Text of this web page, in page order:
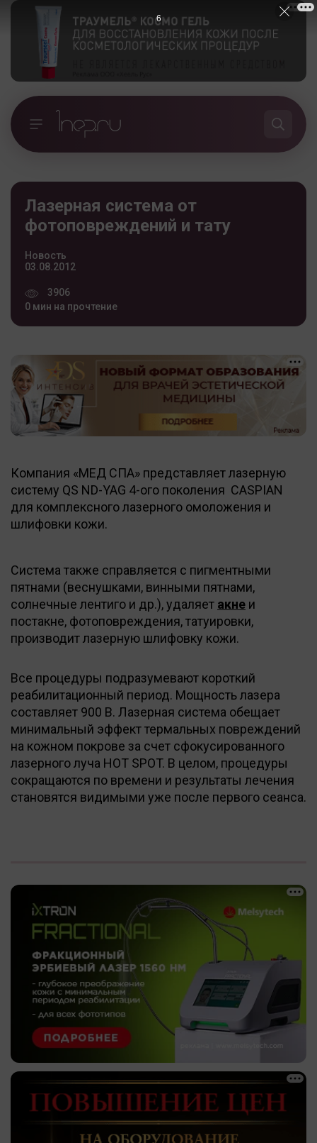
Лазерная система от
фотоповреждений и тату
Новость
03.08.2012
3906
0 мин на прочтение
Компания «МЕД СПА» представляет лазерную
систему QS ND-YAG 4-ого поколения CASPIAN
для комплексного лазерного омоложения и
шлифовки кожи.
Система также справляется с пигментными
пятнами (веснушками, винными пятнами,
солнечные лентиго и др.), удаляет акне и
постакне, фотоповреждения, татуировки,
производит лазерную шлифовку кожи.
Все процедуры подразумевают короткий
реабилитационный период. Мощность лазера
составляет 900 В. Лазерная система обещает
минимальный эффект термальных повреждений
на кожном покрове за счет сфокусированного
лазерного луча HOT SPOT. В целом, процедуры
сокращаются по времени и результаты лечения
становятся видимыми уже после первого сеанса.
5